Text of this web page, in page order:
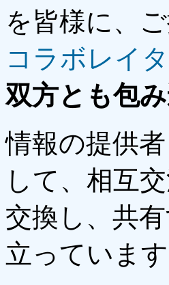
を皆様に、
コラボレイ
双方とも包
情報の提供
して、相互
交換し、共
立っています